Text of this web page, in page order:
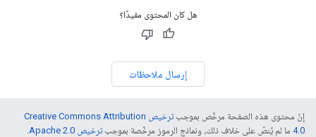
هل كان المحتوى مفيدًا؟
إرسال ملاحظات
إنّ محتوى هذه الصفحة مرخّص بموجب
ترخيص Creative Commons Attribution
4.0‏ ما لم يُنصّ على خلاف ذلك، ونماذج الرموز مرخّصة بموجبترخيص Apache 2.0‏
.